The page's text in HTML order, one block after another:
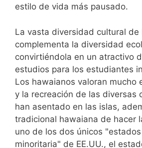
estilo de vida más pausado.
La vasta diversidad cultural de
complementa la diversidad
convirtiéndola en un atractivo
estudios para los estudiantes
Los hawaianos valoran mucho
y la recreación de las diversas
han asentado en las islas,
tradicional hawaiana de hacer
uno de los dos únicos
minoritaria" de EE.UU., el